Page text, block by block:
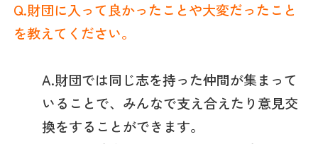
Q.財団に入って良かったことや大変だったこと
を教えてください。
A.財団では同じ志を持った仲間が集まって
いることで、みんなで支え合えたり意見交
換をすることができます。